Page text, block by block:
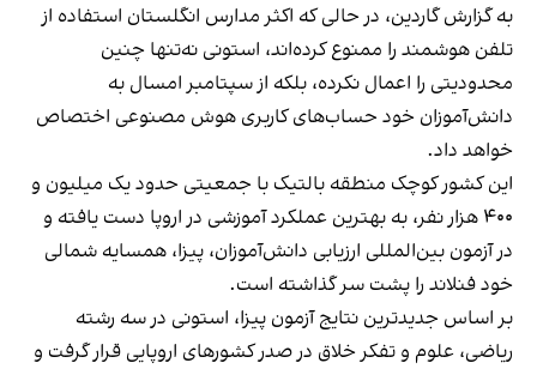
به گزارش گاردین، در حالی که اکثر مدارس انگلستان استفاده از
تلفن هوشمند را ممنوع کرده‌اند، استونی نه‌تنها چنین
محدودیتی را اعمال نکرده، بلکه از سپتامبر امسال به
دانش‌آموزان خود حساب‌های کاربری هوش مصنوعی اختصاص
خواهد‌ داد.
این کشور کوچک منطقه بالتیک با جمعیتی حدود یک میلیون و
۴۰۰ هزار نفر، به بهترین عملکرد آموزشی در اروپا دست یافته و
در آزمون بین‌المللی ارزیابی دانش‌آموزان، پیزا، همسایه شمالی
خود فنلاند را پشت سر گذاشته‌ است.
بر اساس جدیدترین نتایج آزمون پیزا، استونی در سه رشته
ریاضی، علوم و تفکر خلاق در صدر کشورهای اروپایی قرار گرفت و